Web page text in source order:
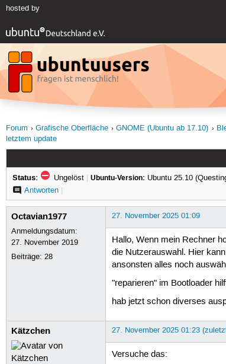
hosted by
Forum
Grafische Oberfläche GNOME (Ubuntu ab 17.10)
letztem update
Status: Ungelöst | Ubuntu-Version: Ubuntu 25.10
Antworten|
Octavian1977
Anmeldungsdatum:
27. November 2019
Beiträge:28
27. November 2025 01:09
Hallo, Wenn mein Rechner
die Nutzerauswahl. Hier
ansonsten alles noch
"reparieren" im Bootloader
hab jetzt schon diverses
Kätzchen 27. November 2025 01:23
Versuche das: